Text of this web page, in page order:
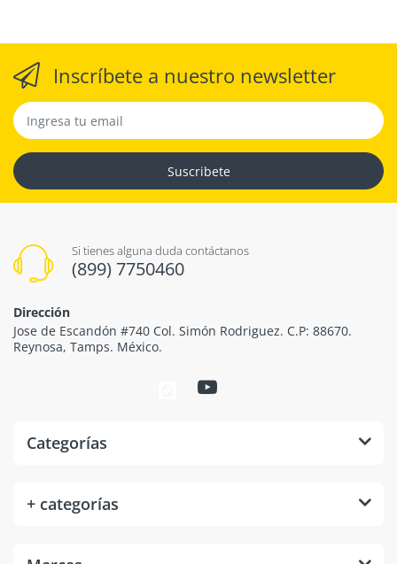
Inscríbete a nuestro newsletter
Suscribete
Si tienes alguna duda contáctanos
(899) 7750460
Dirección
Jose de Escandón #740 Col. Simón Rodriguez. C.P: 88670.
Reynosa, Tamps. México.
Categorías
+ categorías